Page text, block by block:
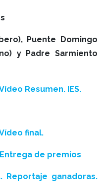
Puente Domingo
y Padre Sarmiento
Resumen. IES.
final.
de premios
Reportaje ganadoras.